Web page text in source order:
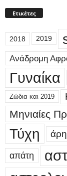
Ετικέτες
2018 2019
Ανάδρομη
Γυναίκα
Ζώδια και 2019
Μηνιαίες
Τύχη
απάτη